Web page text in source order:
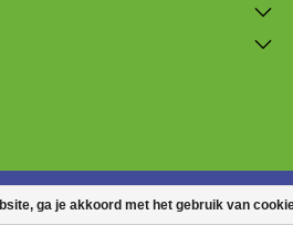
Kidspoint-toys.nl
ga je akkoord met het gebruik van